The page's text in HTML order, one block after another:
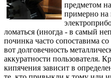
предметом
примерно на
ломаться (иногда - в самый
починка часто сопоставима
вот долговечность
аккуратности пользователя.
кипячения зависит в